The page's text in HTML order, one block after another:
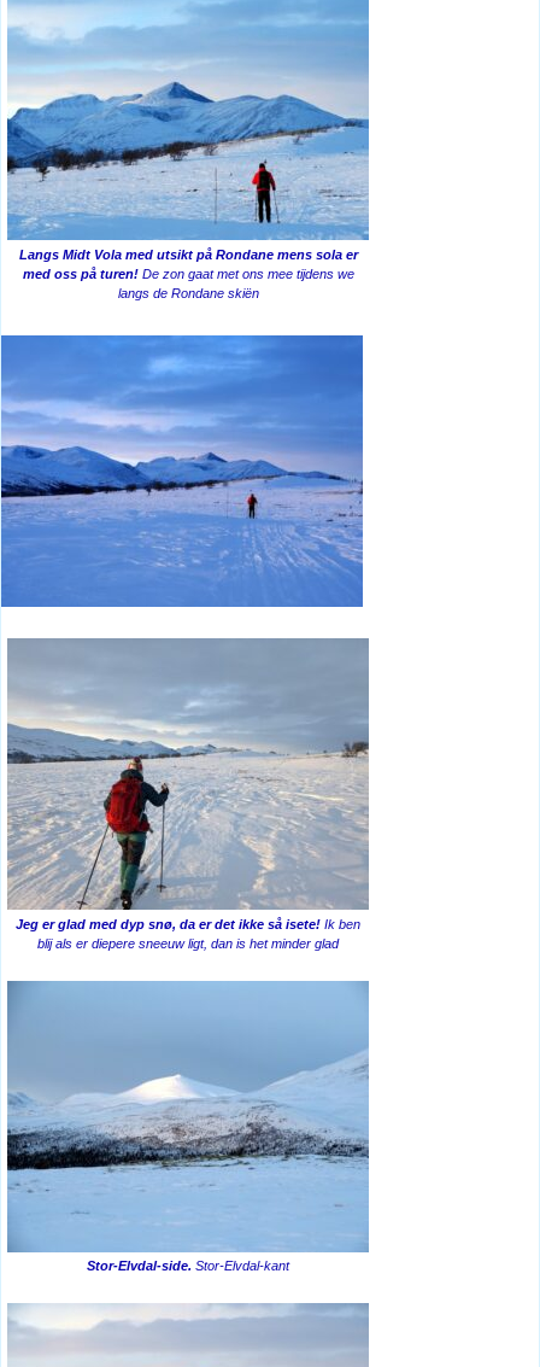
Langs Midt Vola med utsikt på Rondane mens sola er
med oss på turen!De zon gaat met ons mee tijdens we
langs de Rondane skiën
Jeg er glad med dyp snø, da er det ikke så isete! Ik ben
blij als er diepere sneeuw ligt, dan is het minder glad
Stor-Elvdal-side. Stor-Elvdal-kant